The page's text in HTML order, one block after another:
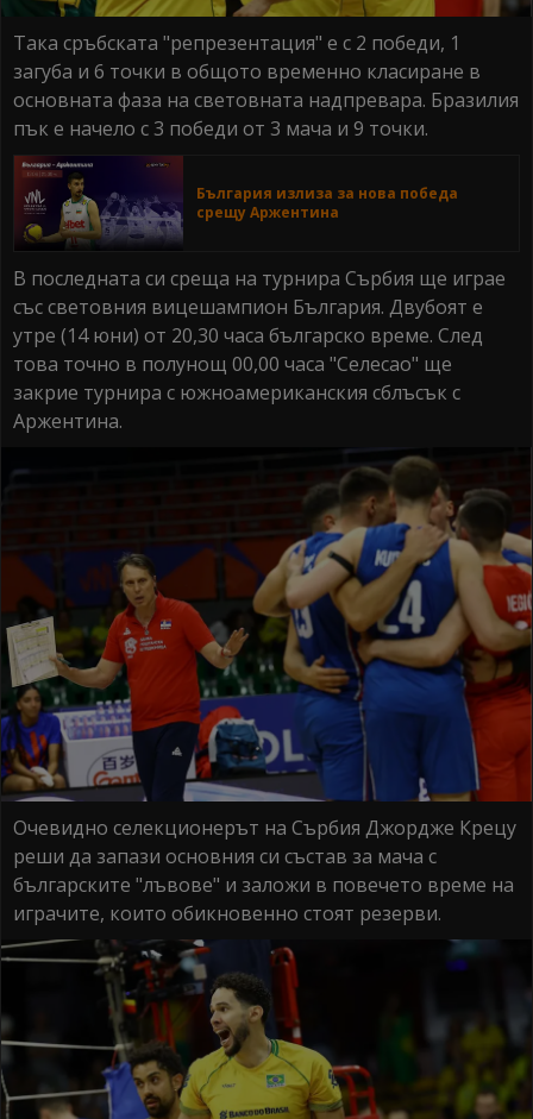
Така сръбската "репрезентация" е с 2 победи, 1
загуба и 6 точки в общото временно класиране в
основната фаза на световната надпревара. Бразилия
пък е начело с 3 победи от 3 мача и 9 точки.
България излиза за нова победа
срещу Аржентина
В последната си среща на турнира Сърбия ще играе
със световния вицешампион България. Двубоят е
утре (14 юни) от 20,30 часа българско време. След
това точно в полунощ 00,00 часа "Селесао" ще
закрие турнира с южноамериканския сблъсък с
Аржентина.
Очевидно селекционерът на Сърбия Джордже Крецу
реши да запази основния си състав за мача с
българските "лъвове" и заложи в повечето време на
играчите, които обикновенно стоят резерви.